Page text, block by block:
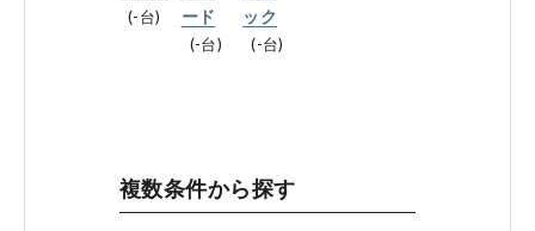
プライバシーポリシー
中古車在庫検索 トップページ
-台
ード
-台
ック
-台
複数条件から探す